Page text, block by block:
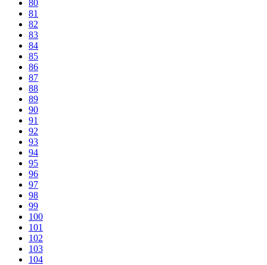
80
81
82
83
84
85
86
87
88
89
90
91
92
93
94
95
96
97
98
99
100
101
102
103
104